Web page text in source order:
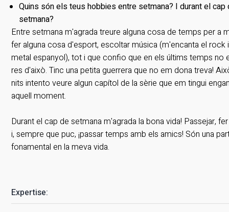
Quins són els teus hobbies entre setmana? I durant el cap
setmana?
Entre setmana m'agrada treure alguna cosa de temps per a
fer alguna cosa d'esport, escoltar música (m'encanta el rock
metal espanyol), tot i que confio que en els últims temps no
res d'això. Tinc una petita guerrera que no em dona treva!
nits intento veure algun capítol de la sèrie que em tingui
aquell moment.
Durant el cap de setmana m'agrada la bona vida! Passejar,
i, sempre que puc, ¡passar temps amb els amics! Són una
fonamental en la meva vida.
Expertise: